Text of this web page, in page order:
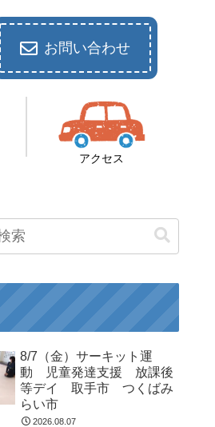
お問い合わせ
アクセス
8/7（金）サーキット運
動 児童発達支援 放課後
等デイ 取手市 つくばみ
らい市
2026.08.07